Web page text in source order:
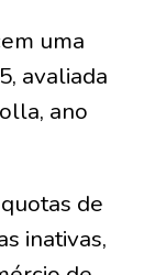
uma
avaliada
ano
de
inativas,